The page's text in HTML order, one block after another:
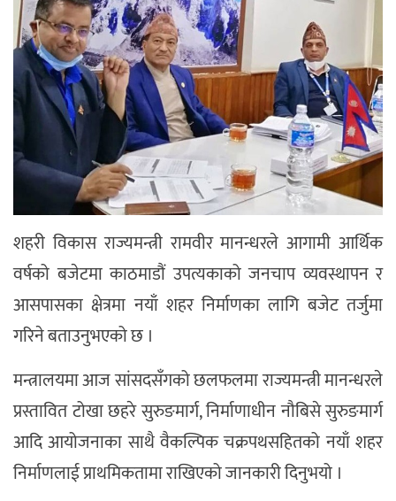
शहरी विकास राज्यमन्त्री रामवीर मानन्धरले आगामी आर्थिक
वर्षको बजेटमा काठमाडौं उपत्यकाको जनचाप व्यवस्थापन र
आसपासका क्षेत्रमा नयाँ शहर निर्माणका लागि बजेट तर्जुमा
गरिने बताउनुभएको छ ।
मन्त्रालयमा आज सांसदसँगको छलफलमा राज्यमन्त्री मानन्धरले
प्रस्तावित टोखा छहरे सुरुङमार्ग, निर्माणाधीन नौबिसे सुरुङमार्ग
आदि आयोजनाका साथै वैकल्पिक चक्रपथसहितको नयाँ शहर
निर्माणलाई प्राथमिकतामा राखिएको जानकारी दिनुभयो ।